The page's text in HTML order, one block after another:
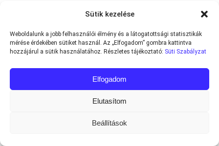
Sütik kezelése
Weboldalunk a jobb felhasználói élmény és a látogatottsági statisztikák
mérése érdekében sütiket használ. Az „Elfogadom” gombra kattintva
hozzájárul a sütik használatához. Részletes tájékoztató: Süti Szabályzat
Elfogadom
Elutasítom
Beállítások